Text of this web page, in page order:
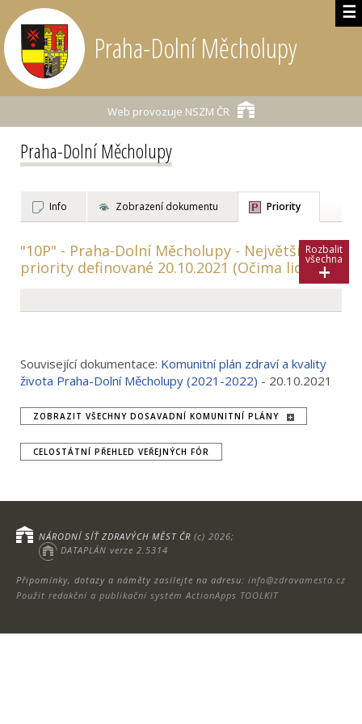
☰
Praha-Dolní Měcholupy
Web provozuje NSZM ČR
Praha-Dolní Měcholupy
Info Zobrazení dokumentu Priority
"10P" - Praha-Dolní Měcholupy - Největší
priority definované 20.10.2021 (Očima lidí)
Rozbalit
všechna
+
Související dokumentace: Komunitní plán zdraví a kvality
života Praha-Dolní Měcholupy (2021-2022) - 20.10.2021
ZOBRAZIT VŠECHNY DOSAVADNÍ KOMUNITNÍ PLÁNY
CELOSTÁTNÍ PŘEHLED VEŘEJNÝCH FÓR
Připomínky, dotazy a náměty zasílejte na adresu: info@zdravamesta.cz
Použit redakční a publikační systém ActionApps TOOLKIT
NÁRODNÍ SÍŤ ZDRAVÝCH MĚST ČR (c) 2026;
DATAPLÁN verze 2.5314